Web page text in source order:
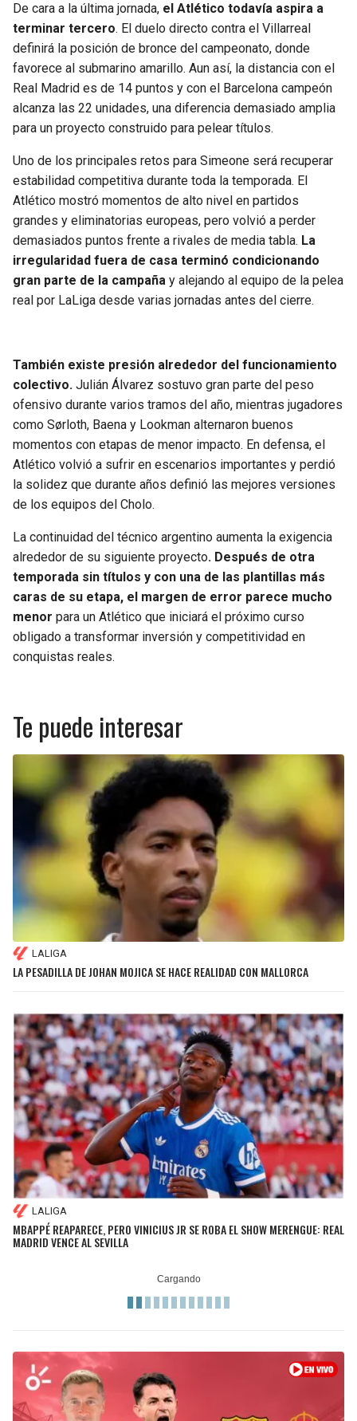
De cara a la última jornada, el Atlético todavía aspira a
terminar tercero. El duelo directo contra el Villarreal
definirá la posición de bronce del campeonato, donde
favorece al submarino amarillo. Aun así, la distancia con el
Real Madrid es de 14 puntos y con el Barcelona campeón
alcanza las 22 unidades, una diferencia demasiado amplia
para un proyecto construido para pelear títulos.
Uno de los principales retos para Simeone será recuperar
estabilidad competitiva durante toda la temporada. El
Atlético mostró momentos de alto nivel en partidos
grandes y eliminatorias europeas, pero volvió a perder
demasiados puntos frente a rivales de media tabla. La
irregularidad fuera de casa terminó condicionando
gran parte de la campaña y alejando al equipo de la pelea
real por LaLiga desde varias jornadas antes del cierre.
También existe presión alrededor del funcionamiento
colectivo. Julián Álvarez sostuvo gran parte del peso
ofensivo durante varios tramos del año, mientras jugadores
como Sørloth, Baena y Lookman alternaron buenos
momentos con etapas de menor impacto. En defensa, el
Atlético volvió a sufrir en escenarios importantes y perdió
la solidez que durante años definió las mejores versiones
de los equipos del Cholo.
La continuidad del técnico argentino aumenta la exigencia
alrededor de su siguiente proyecto. Después de otra
temporada sin títulos y con una de las plantillas más
caras de su etapa, el margen de error parece mucho
menor para un Atlético que iniciará el próximo curso
obligado a transformar inversión y competitividad en
conquistas reales.
Te puede interesar
LALIGA
LA PESADILLA DE JOHAN MOJICA SE HACE REALIDAD CON MALLORCA
LALIGA
MBAPPÉ REAPARECE, PERO VINICIUS JR SE ROBA EL SHOW MERENGUE: REAL
MADRID VENCE AL SEVILLA